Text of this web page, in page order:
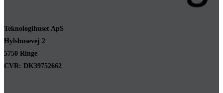
Teknologihuset ApS
Hylshusevej 2
5750 Ringe
CVR: DK39752662